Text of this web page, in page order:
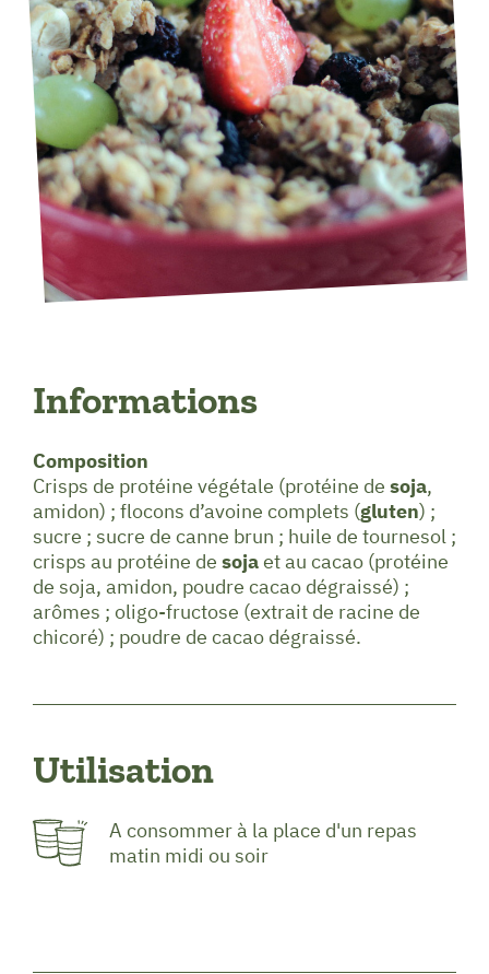
Informations
Composition
Crisps de protéine végétale (protéine de soja,
amidon) ; flocons d’avoine complets (gluten) ;
sucre ; sucre de canne brun ; huile de tournesol ;
crisps au protéine de sojaet au cacao (protéine
de soja, amidon, poudre cacao dégraissé) ;
arômes ; oligo-fructose (extrait de racine de
chicoré) ; poudre de cacao dégraissé.
Utilisation
A consommer à la place d'un repas
matin midi ou soir